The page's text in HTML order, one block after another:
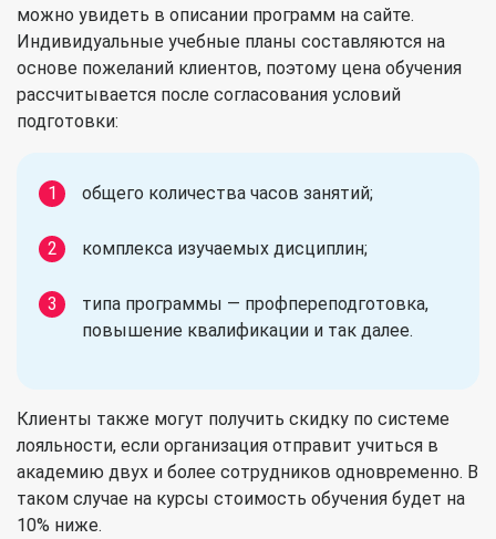
можно увидеть в описании программ на сайте.
Индивидуальные учебные планы составляются на
основе пожеланий клиентов, поэтому цена обучения
рассчитывается после согласования условий
подготовки:
общего количества часов занятий;
комплекса изучаемых дисциплин;
типа программы — профпереподготовка,
повышение квалификации и так далее.
Клиенты также могут получить скидку по системе
лояльности, если организация отправит учиться в
академию двух и более сотрудников одновременно. В
таком случае на курсы стоимость обучения будет на
10% ниже.